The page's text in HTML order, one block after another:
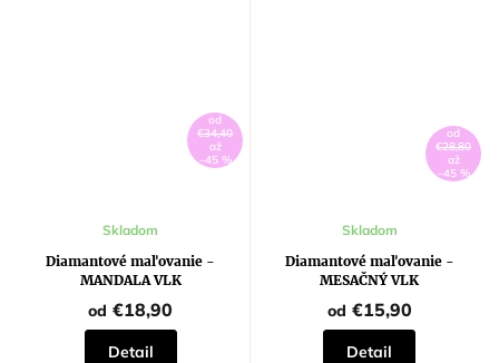
od
€34,40
až
–45 %
Diamantové maľovanie -
MANDALA VLK
Skladom
od €18,90
Detail
od
€28,80
až
–45 %
Diamantové maľovanie -
MESAČNÝ VLK
Priemerné
produktu
je
5,0
z
5
hviezdičiek.
Skladom
od €15,90
Detail